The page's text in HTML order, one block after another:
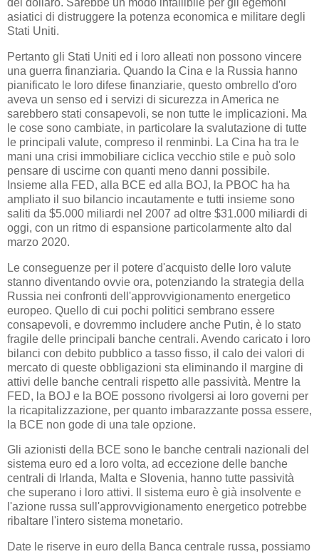
del dollaro. Sarebbe un modo infallibile per gli egemoni
asiatici di distruggere la potenza economica e militare degli
Stati Uniti.
Pertanto gli Stati Uniti ed i loro alleati non possono vincere
una guerra finanziaria. Quando la Cina e la Russia hanno
pianificato le loro difese finanziarie, questo ombrello d'oro
aveva un senso ed i servizi di sicurezza in America ne
sarebbero stati consapevoli, se non tutte le implicazioni. Ma
le cose sono cambiate, in particolare la svalutazione di tutte
le principali valute, compreso il renminbi. La Cina ha tra le
mani una crisi immobiliare ciclica vecchio stile e può solo
pensare di uscirne con quanti meno danni possibile.
Insieme alla FED, alla BCE ed alla BOJ, la PBOC ha ha
ampliato il suo bilancio incautamente e tutti insieme sono
saliti da $5.000 miliardi nel 2007 ad oltre $31.000 miliardi di
oggi, con un ritmo di espansione particolarmente alto dal
marzo 2020.
Le conseguenze per il potere d'acquisto delle loro valute
stanno diventando ovvie ora, potenziando la strategia della
Russia nei confronti dell'approvvigionamento energetico
europeo. Quello di cui pochi politici sembrano essere
consapevoli, e dovremmo includere anche Putin, è lo stato
fragile delle principali banche centrali. Avendo caricato i loro
bilanci con debito pubblico a tasso fisso, il calo dei valori di
mercato di queste obbligazioni sta eliminando il margine di
attivi delle banche centrali rispetto alle passività. Mentre la
FED, la BOJ e la BOE possono rivolgersi ai loro governi per
la ricapitalizzazione, per quanto imbarazzante possa essere,
la BCE non gode di una tale opzione.
Gli azionisti della BCE sono le banche centrali nazionali del
sistema euro ed a loro volta, ad eccezione delle banche
centrali di Irlanda, Malta e Slovenia, hanno tutte passività
che superano i loro attivi. Il sistema euro è già insolvente e
l'azione russa sull'approvvigionamento energetico potrebbe
ribaltare l'intero sistema monetario.
Date le riserve in euro della Banca centrale russa, possiamo